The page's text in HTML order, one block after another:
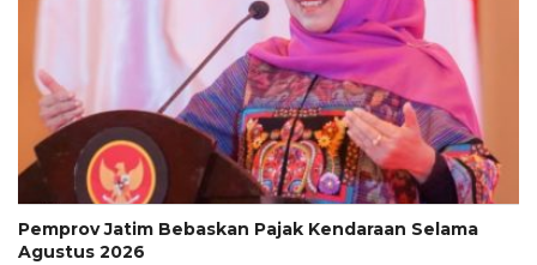
Pemprov Jatim Bebaskan Pajak Kendaraan Selama
Agustus 2026